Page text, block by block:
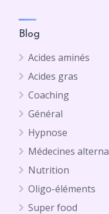
Blog
Acides aminés
Acides gras
Coaching
Général
Hypnose
Médecines
Nutrition
Oligo-éléments
Super food